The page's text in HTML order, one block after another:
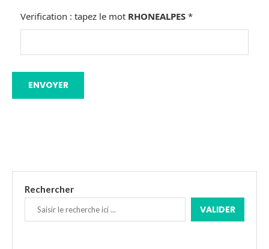
Verification : tapez le mot RHONEALPES *
Rechercher
VALIDER